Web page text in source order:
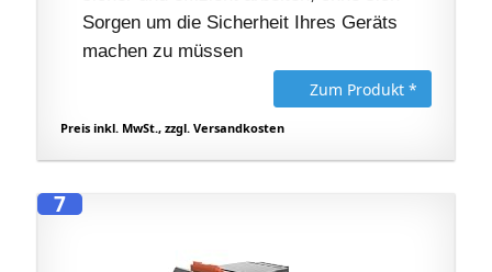
Sorgen um die Sicherheit Ihres Geräts
machen zu müssen
Zum Produkt *
Preis inkl. MwSt., zzgl. Versandkosten
7